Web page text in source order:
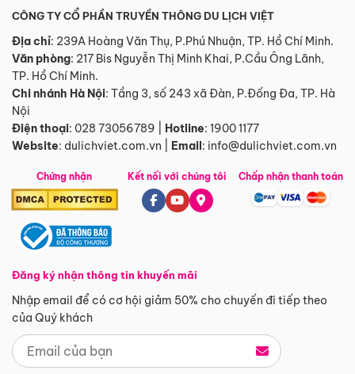
CÔNG TY CỔ PHẦN TRUYỀN THÔNG DU LỊCH VIỆT
Địa chỉ: 239A Hoàng Văn Thụ, P.Phú Nhuận, TP. Hồ Chí Minh.
Văn phòng: 217 Bis Nguyễn Thị Minh Khai, P.Cầu Ông Lãnh,
TP. Hồ Chí Minh.
Chi nhánh Hà Nội: Tầng 3, số 243 xã Đàn, P.Đống Đa, TP. Hà
Nội
Điện thoại: 028 73056789 Hotline: 1900 1177
Website: dulichviet.com.vn Email: info@dulichviet.com.vn
Chứng nhận
Đăng ký nhận thông tin khuyến mãi
Nhập email để có cơ hội giảm 50% cho chuyến đi tiếp theo
của Quý khách
Kết nối với chúng tôi Chấp nhận thanh toán